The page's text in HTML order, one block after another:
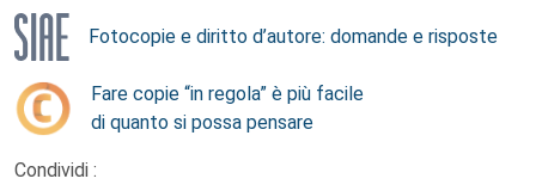
Fotocopie e diritto d’autore: domande e risposte
Fare copie “in regola” è più facile
di quanto si possa pensare
Condividi :